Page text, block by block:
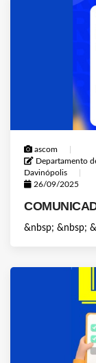
ascom
Departamento
Davinópolis
26/09/2025
&nbsp; &nbsp;